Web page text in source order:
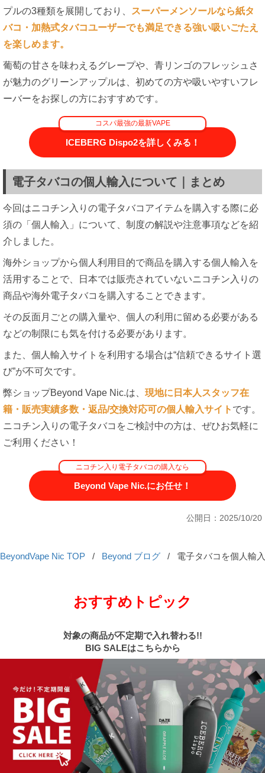
プルの3種類を展開しており、
スーパーメンソールなら紙タ
バコ・加熱式タバコユーザーでも満足できる強い吸いごたえ
を楽しめます。
葡萄の甘さを味わえるグレープや、青リンゴのフレッシュさ
が魅力のグリーンアップルは、初めての方や吸いやすいフレ
ーバーをお探しの方におすすめです。
コスパ最強の最新VAPE
ICEBERG Dispo2を詳しくみる！
電子タバコの個人輸入について｜まとめ
今回はニコチン入りの電子タバコアイテムを購入する際に必
須の「個人輸入」について、制度の解説や注意事項などを紹
介しました。
海外ショップから個人利用目的で商品を購入する個人輸入を
活用することで、日本では販売されていないニコチン入りの
商品や海外電子タバコを購入することできます。
その反面月ごとの購入量や、個人の利用に留める必要がある
などの制限にも気を付ける必要があります。
また、個人輸入サイトを利用する場合は“信頼できるサイト選
び”が不可欠です。
弊ショップBeyond Vape Nic.は、 現地に日本人スタッフ在
籍・販売実績多数・返品/交換対応可の個人輸入サイト です。
ニコチン入りの電子タバコをご検討中の方は、ぜひお気軽に
ご利用ください！
ニコチン入り電子タバコの購入なら
Beyond Vape Nic.にお任せ！
公開日：2025/10/20
BeyondVape Nic TOP / Beyond ブログ / 電子タバコを個人輸
おすすめトピック
対象の商品が不定期で入れ替わる!!
BIG SALEはこちらから